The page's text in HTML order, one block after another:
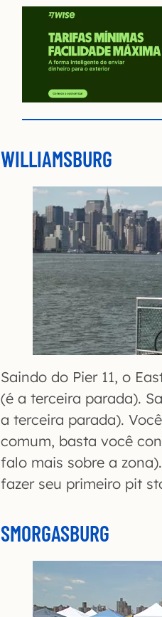
WILLIAMSBURG
Saindo do Pier 11, o
(é a terceira parada).
a terceira parada).
comum, basta você
falo mais sobre a
fazer seu primeiro pit
SMORGASBURG